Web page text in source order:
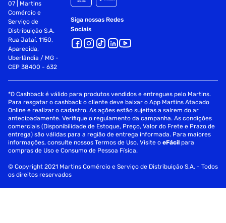
07 | Martins
Comércio e
Serviço de
Distribuição S.A.
Rua Jataí, 1150,
Aparecida,
Uberlândia / MG -
CEP 38400 - 632
Siga nossas Redes
Sociais
*O Cashback é válido para produtos vendidos e entregues pelo Martins.
Para resgatar o cashback o cliente deve baixar o App Martins Atacado
Online e realizar o cadastro. As ações estão sujeitas a saírem do ar
antecipadamente. Verifique o regulamento da campanha. As condições
comerciais (Disponibilidade de Estoque, Preço, Valor do Frete e Prazo de
entrega) são válidas para a região de entrega informada. Para maiores
informações, consulte nossos Termos de Uso. Visite oeFácil para
compras de Uso e Consumo de Pessoa Física.
© Copyright 2021 Martins Comércio e Serviço de Distribuição S.A. - Todos
os direitos reservados